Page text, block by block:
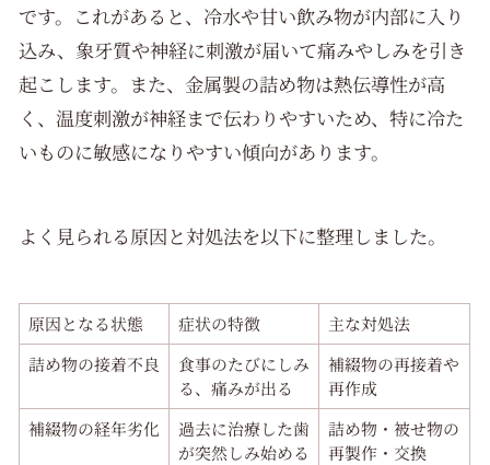
です。これがあると、冷水や甘い飲み物が内部に入り
込み、象牙質や神経に刺激が届いて痛みやしみを引き
起こします。また、金属製の詰め物は熱伝導性が高
く、温度刺激が神経まで伝わりやすいため、特に冷た
いものに敏感になりやすい傾向があります。
よく見られる原因と対処法を以下に整理しました。
原因となる状態 症状の特徴
主な対処法
詰め物の接着不良
食事のたびにしみ
る、痛みが出る
補綴物の再接着や
再作成
補綴物の経年劣化
過去に治療した歯
が突然しみ始める
詰め物・被せ物の
再製作・交換